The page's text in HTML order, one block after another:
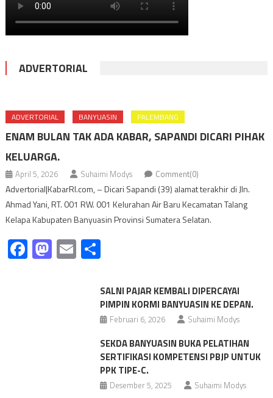
ADVERTORIAL
ADVERTORIAL BANYUASIN PALEMBANG
ENAM BULAN TAK ADA KABAR, SAPANDI DICARI PIHAK
KELUARGA.
April 5, 2026 Suhaimi Modys Comment(0)
Advertorial|KabarRI.com, – Dicari Sapandi (39) alamat terakhir di Jln.
Ahmad Yani, RT. 001 RW. 001 Kelurahan Air Baru Kecamatan Talang
Kelapa Kabupaten Banyuasin Provinsi Sumatera Selatan.
Facebook
Mastodon
EmailShare
SALNI PAJAR KEMBALI DIPERCAYAI
PIMPIN KORMI BANYUASIN KE DEPAN.
Februari 6, 2026 Suhaimi Modys
SEKDA BANYUASIN BUKA PELATIHAN
SERTIFIKASI KOMPETENSI PBJP UNTUK
PPK TIPE-C.
Desember 5, 2025 Suhaimi Modys